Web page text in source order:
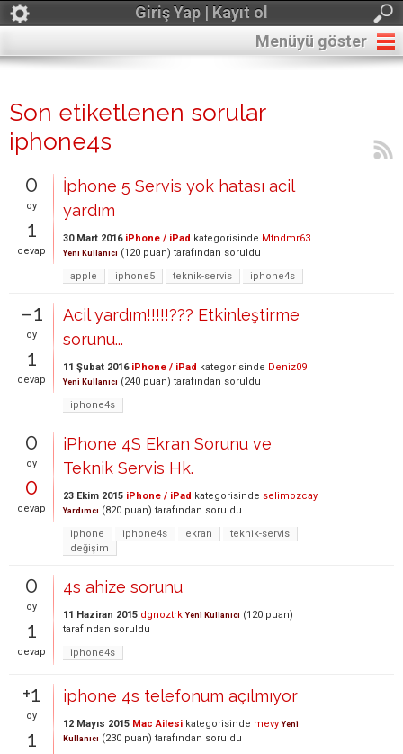
Giriş Yap | Kayıt ol
Menüyü göster
Son etiketlenen sorular
iphone4s
0
oy
1
cevap
İphone 5 Servis yok hatası acil
yardım
30 Mart 2016 iPhone / iPad kategorisinde Mtndmr63
Yeni Kullanıcı (120 puan) tarafından soruldu
apple
iphone5 teknik-servis iphone4s
–1
oy
1
cevap
Acil yardım!!!!!??? Etkinleştirme
sorunu...
11 Şubat 2016 iPhone / iPad kategorisinde Deniz09
Yeni Kullanıcı (240 puan) tarafından soruldu
iphone4s
0
oy
0
cevap
iPhone 4S Ekran Sorunu ve
Teknik Servis Hk.
23 Ekim 2015 iPhone / iPad kategorisinde selimozcay
Yardımcı (820 puan) tarafından soruldu
iphone
iphone4s ekran
teknik-servis
değişim
0
oy
1
cevap
4s ahize sorunu
11 Haziran 2015 dgnoztrk Yeni Kullanıcı (120 puan)
tarafından soruldu
iphone4s
+1
oy
1
iphone 4s telefonum açılmıyor
12 Mayıs 2015 Mac Ailesi kategorisinde mevy Yeni
Kullanıcı (230 puan) tarafından soruldu